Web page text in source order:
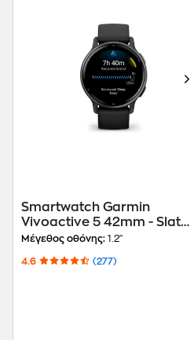
Smartwatch Garmin
Vivoactive 5 42mm - Slate
Aluminum
Μέγεθος οθόνης: 1.2"
4.6 (277)